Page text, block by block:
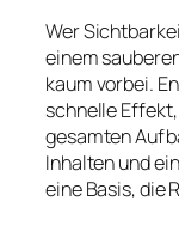
Wer
einem
kaum vorbei.
schnelle
gesamten
Inhalten und
eine Basis, die